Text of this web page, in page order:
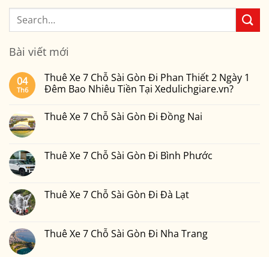
Bài viết mới
04
Th6
Thuê Xe 7 Chỗ Sài Gòn Đi Phan Thiết 2 Ngày 1
Đêm Bao Nhiêu Tiền Tại Xedulichgiare.vn?
bình
7
Phan
Đêm
Thuê Xe 7 Chỗ Sài Gòn Đi Đồng Nai
luận
ở
Chỗ
Sài
Nai
Thuê Xe 7 Chỗ Sài Gòn Đi Bình Phước
luận
ở
Chỗ
Sài
Thuê Xe 7 Chỗ Sài Gòn Đi Đà Lạt
luận
ở
Thuê Xe 7 Chỗ Sài Gòn Đi Nha Trang